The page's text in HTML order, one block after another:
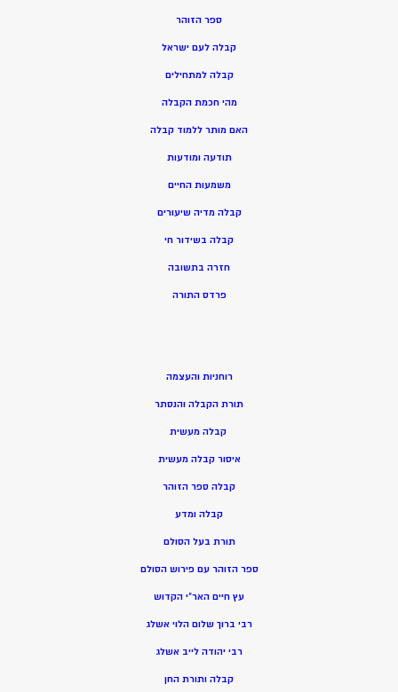
ספר הזוהר
קבלה לעם ישראל
קבלה למתחילים
מהי חכמת הקבלה
האם מותר ללמוד קבלה
תודעה ומודעות
משמעות החיים
קבלה מדיה שיעורים
קבלה בשידור חי
חזרה בתשובה
פרדס התורה
רוחניות והעצמה
תורת הקבלה והנסתר
קבלה מעשית
איסור קבלה מעשית
קבלה ספר הזוהר
קבלה ומדע
תורת בעל הסולם
ספר הזוהר עם פירוש הסולם
עץ חיים האר”י הקדוש
רבי ברוך שלום הלוי אשלג
רבי יהודה לייב אשלג
קבלה ותורת החן